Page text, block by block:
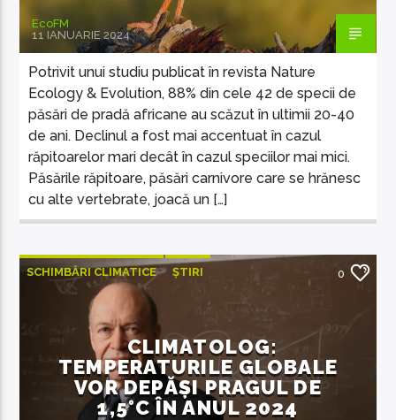
EcoFM
11 IANUARIE 2024
Potrivit unui studiu publicat în revista Nature
Ecology & Evolution, 88% din cele 42 de specii de
păsări de pradă africane au scăzut în ultimii 20-40
de ani. Declinul a fost mai accentuat în cazul
răpitoarelor mari decât în cazul speciilor mai mici.
Păsările răpitoare, păsări carnivore care se hrănesc
cu alte vertebrate, joacă un […]
SCHIMBĂRI CLIMATICE ȘTIRI
ȘTIRI INTERNAȚIONALE
0
CLIMATOLOG:
TEMPERATURILE GLOBALE
VOR DEPĂȘI PRAGUL DE
1,5°C ÎN ANUL 2024